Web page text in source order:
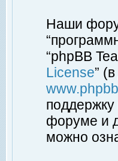
Наши
“phpBB
License”
форуме и
можно